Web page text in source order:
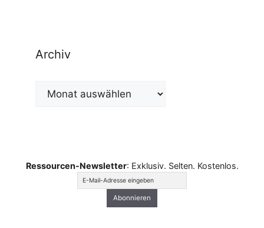
Archiv
Archiv
Ressourcen-Newsletter: Exklusiv. Selten. Kostenlos.